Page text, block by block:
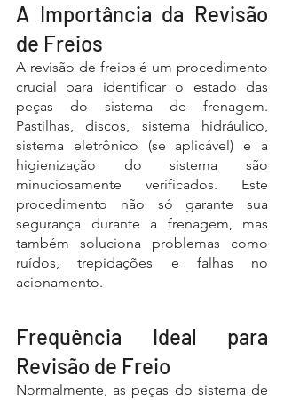
A Importância da Revisão
de Freios
A revisão de freios é um procedimento
crucial para identificar o estado das
peças do sistema de frenagem.
Pastilhas, discos, sistema hidráulico,
sistema eletrônico (se aplicável) e a
higienização do sistema são
minuciosamente verificados. Este
procedimento não só garante sua
segurança durante a frenagem, mas
também soluciona problemas como
ruídos, trepidações e falhas no
acionamento.
Frequência Ideal para
Revisão de Freio
Normalmente, as peças do sistema de